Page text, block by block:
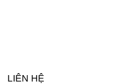
LIÊN HỆ